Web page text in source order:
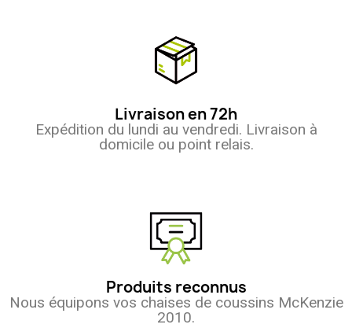
Livraison en 72h
Expédition du lundi au vendredi. Livraison à
domicile ou point relais.
Produits reconnus
Nous équipons vos chaises de coussins McKenzie
2010.